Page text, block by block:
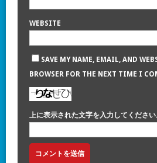
WEBSITE
SAVE MY NAME, EMAIL, AND
BROWSER FOR THE NEXT TIME I
上に表示された文字を入力してください